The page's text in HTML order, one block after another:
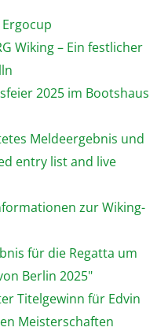
Wiking – Ein festlicher
2025 im Bootshaus
Meldeergebnis und
entry list and live
zur Wiking-
für die Regatta um
Berlin 2025"
Titelgewinn für Edvin
Meisterschaften